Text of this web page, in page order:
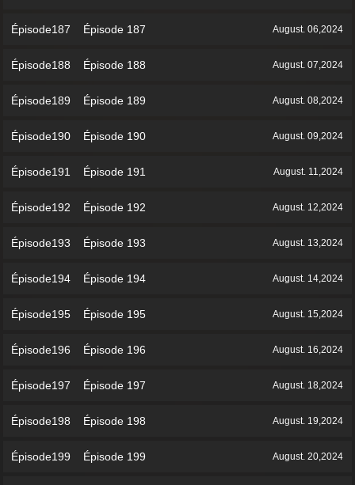
Épisode187 Épisode 187 August. 06,2024
Épisode188 Épisode 188 August. 07,2024
Épisode189 Épisode 189 August. 08,2024
Épisode190 Épisode 190 August. 09,2024
Épisode191 Épisode 191 August. 11,2024
Épisode192 Épisode 192 August. 12,2024
Épisode193 Épisode 193 August. 13,2024
Épisode194 Épisode 194 August. 14,2024
Épisode195 Épisode 195 August. 15,2024
Épisode196 Épisode 196 August. 16,2024
Épisode197 Épisode 197 August. 18,2024
Épisode198 Épisode 198 August. 19,2024
Épisode199 Épisode 199 August. 20,2024